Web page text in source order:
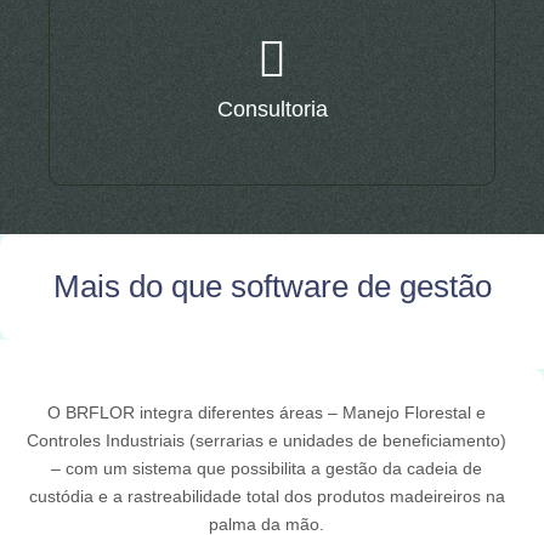
Consultoria
Mais do que software de gestão
O BRFLOR integra diferentes áreas – Manejo Florestal e
Controles Industriais (serrarias e unidades de beneficiamento)
– com um sistema que possibilita a gestão da cadeia de
custódia e a rastreabilidade total dos produtos madeireiros na
palma da mão.